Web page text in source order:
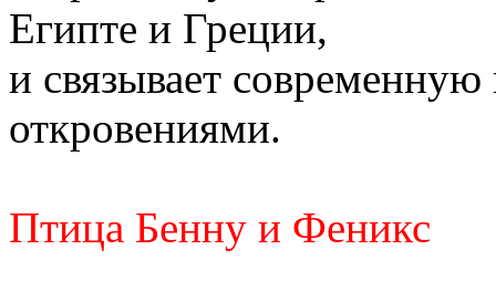
Египте и Греции,
и связывает
откровениями.
Птица Бенну и Феникс